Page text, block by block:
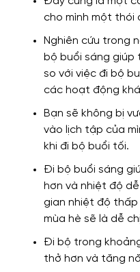
cho mình một thói
Nghiên cứu trong
bộ buổi sáng
so với việc đi bộ
các hoạt động
Bạn sẽ không bị
vào lịch tập của
khi đi bộ buổi tối.
Đi bộ buổi sáng
hơn và nhiệt độ
gian nhiệt độ thấp
mùa hè sẽ là dễ
Đi bộ trong
thở hơn và tăng